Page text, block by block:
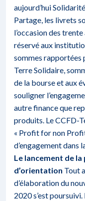
aujourd’hui
Partage, les livrets
l’occasion des
réservé aux
sommes rapportées
Terre Solidaire,
de la bourse et aux
souligner
autre finance que
produits. Le CCFD-
« Profit for non
d’engagement dans
Le lancement de
d’orientation Tout
d’élaboration du
2020 s’est